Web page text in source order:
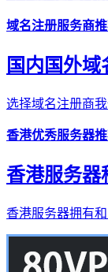
域名注册服务商
国内国外域
选择域名注册商
香港优秀服务器
香港服务器
香港服务器拥有